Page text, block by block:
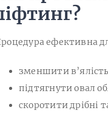
ефективна
зменшити
підтягнути овал
скоротити дрібні